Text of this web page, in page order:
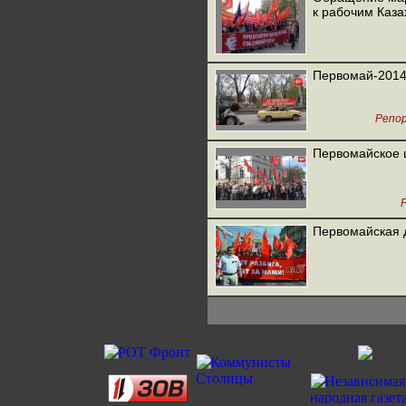
к рабочим
Первомай-
Первомайское
Первомайская